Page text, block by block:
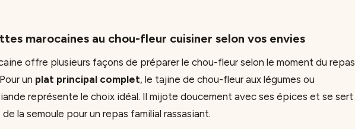
marocaines au chou-fleur cuisiner selon vos envies
offre plusieurs façons de préparer le chou-fleur selon le moment du repas
un plat principal complet, le tajine de chou-fleur aux légumes ou
représente le choix idéal. Il mijote doucement avec ses épices et se sert
la semoule pour un repas familial rassasiant.